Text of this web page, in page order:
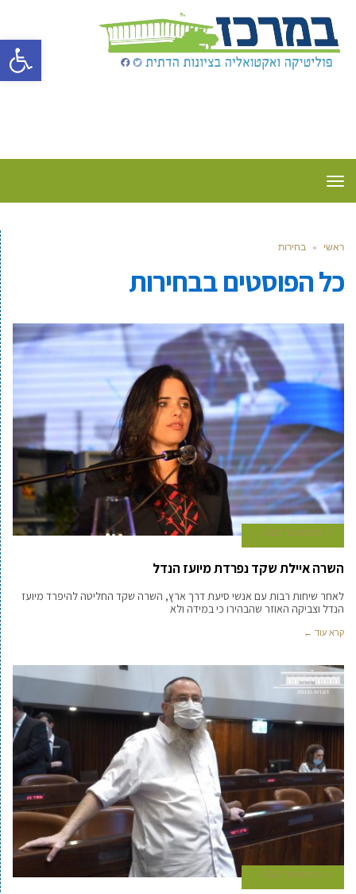
פתח
תפריט
ראשי » בחירות
כל הפוסטים בבחירות
11 בספטמבר 2022
השרה איילת שקד נפרדת מיועז הנדל
לאחר שיחות רבות עם אנשי סיעת דרך ארץ, השרה שקד החליטה להיפרד מיועז
הנדל וצביקה האוזר שהבהירו כי במידה ולא
קרא עוד ←
4 בספטמבר 2022